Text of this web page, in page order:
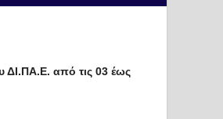
ΔΙ.ΠΑ.Ε. από τις 03 έως